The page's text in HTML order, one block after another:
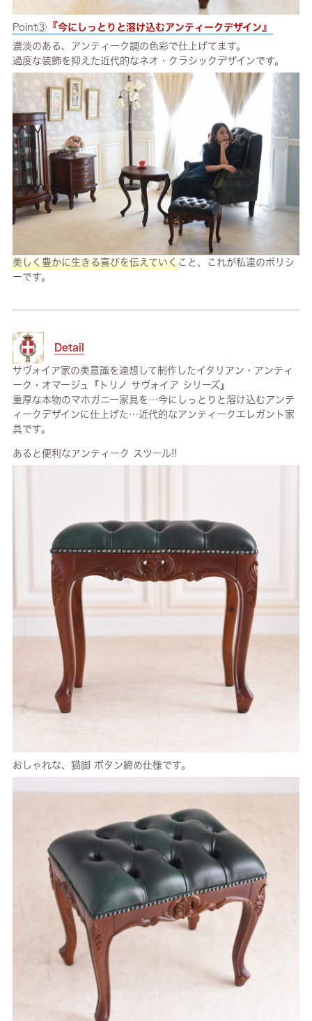
Point③『今にしっとりと溶け込むアンティークデザイン 』
濃淡のある、アンティーク調の色彩で仕上げてます。
過度な装飾を抑えた近代的なネオ・クラシックデザインです。
美しく豊かに生きる喜びを伝えていくこと、これが私達のポリシ
ーです。
Detail
サヴォイア家の美意識を連想して制作したイタリアン・アンティ
ーク・オマージュ『トリノ サヴォイア シリーズ』
重厚な本物のマホガニー家具を…今にしっとりと溶け込むアンテ
ィークデザインに仕上げた…近代的なアンティークエレガント家
具です。
あると便利なアンティーク スツール!!
おしゃれな、猫脚 ボタン締め仕様です。